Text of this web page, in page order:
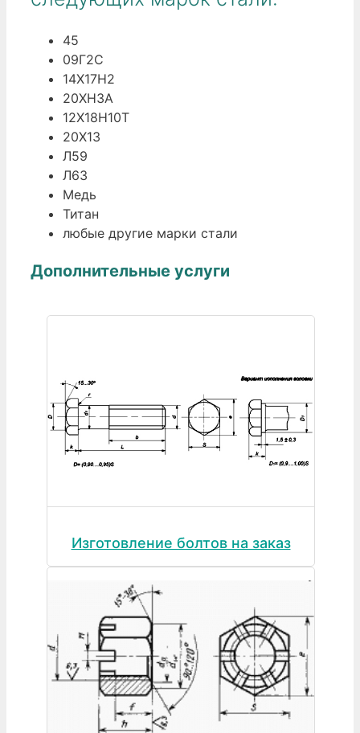
45
09Г2С
14Х17Н2
20ХН3А
12Х18Н10Т
20Х13
Л59
Л63
Медь
Титан
любые другие марки стали
Дополнительные услуги
Изготовление болтов на заказ